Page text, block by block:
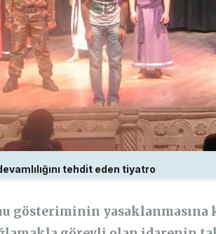
tehdit eden tiyatro
yasaklanmasına